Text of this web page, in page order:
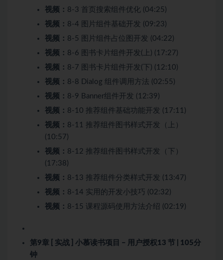
视频： 8-3 首页搜索组件优化 (04:25)
视频： 8-4 图片组件基础开发 (09:23)
视频： 8-5 图片组件占位图开发 (04:22)
视频： 8-6 图书卡片组件开发(上) (17:27)
视频： 8-7 图书卡片组件开发(下) (12:10)
视频： 8-8 Dialog 组件调用方法 (02:55)
视频： 8-9 Banner组件开发 (12:39)
视频： 8-10 推荐组件基础功能开发 (17:11)
视频： 8-11 推荐组件图书样式开发（上）
(10:57)
视频： 8-12 推荐组件图书样式开发（下）
(17:38)
视频： 8-13 推荐组件分类样式开发 (13:47)
视频： 8-14 实用的开发小技巧 (02:32)
视频： 8-15 课程源码使用方法介绍 (02:19)
第9章 [ 实战 ] 小慕读书项目 – 用户授权13 节 | 105分
钟